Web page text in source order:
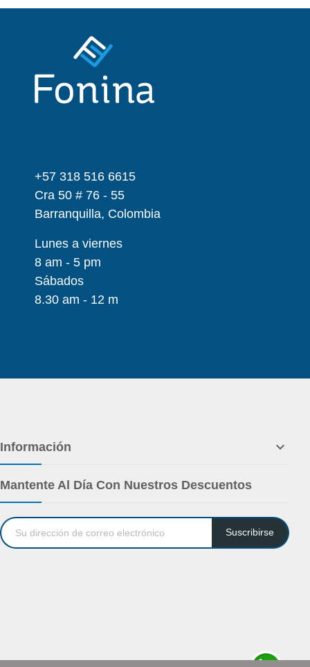
+57 318 516 6615
Cra 50 # 76 - 55
Barranquilla, Colombia
Lunes a viernes
8 am - 5 pm
Sábados
8.30 am - 12 m
Información 
Mantente Al Día Con Nuestros Descuentos
Suscribirse